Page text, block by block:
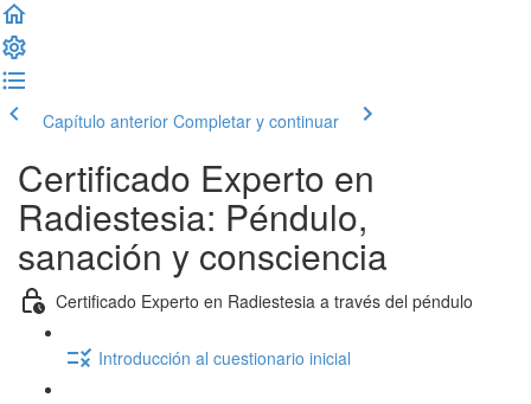
Capítulo anterior Completar y continuar
Certificado Experto en
Radiestesia: Péndulo ,
sanación y consciencia
Certificado Experto en Radiestesia a través del péndulo
Introducción al cuestionario inicial